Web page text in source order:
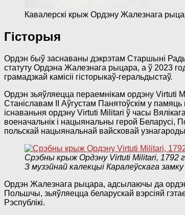
Кавалерскі крыж Ордэну Жалезнага
Гісторыя
Ордэн быў заснаваны дэкрэтам Старшыні
статуту Ордэна Жалезнага рыцара, а ў 2023
грамадзкай камісіі гісторыкаў-геральдыстаў.
Ордэн зьяўляецца пераемнікам ордэну Virtuti
Станіславам ІІ Аўгустам Панятоўскім у
існаваньня ордэну Virtuti Militari ў часы
военачальнік і нацыянальны герой
польскай нацыянальнай вайсковай
Срэбны крыж Ордэну Virtuti Militari, 1792
З музэйнай калекцыі Каралеўскага
Ордэн Жалезнага рыцара, адсылаючы да ордэну
Польшчы, зьяўляецца беларускай вэрсіяй
Рэспублікі.